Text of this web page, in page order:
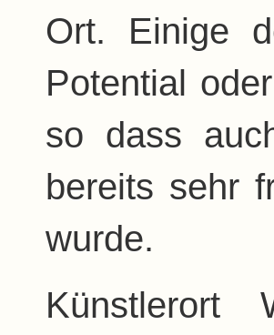
Ort. Einige
Potential
so dass
bereits sehr
wurde.
Künstlerort